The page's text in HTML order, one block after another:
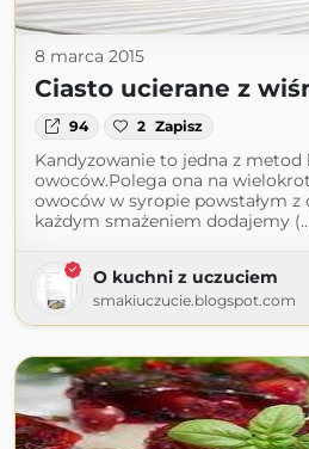
8 marca 2015
Ciasto ucierane z
94 2 Zapisz
Kandyzowanie to jedna z metod
owoców.Polega ona na
owoców w syropie powstałym z
każdym smażeniem dodajemy
O kuchni z uczuciem
smakiuczucie.blogspot.com